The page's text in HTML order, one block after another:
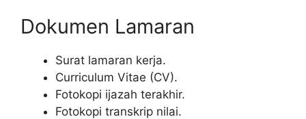
Dokumen Lamaran
Surat lamaran kerja.
Curriculum Vitae (CV).
Fotokopi ijazah terakhir.
Fotokopi transkrip nilai.